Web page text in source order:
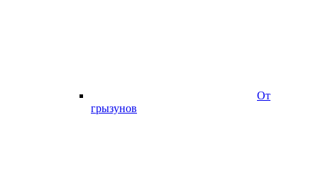
От
грызунов